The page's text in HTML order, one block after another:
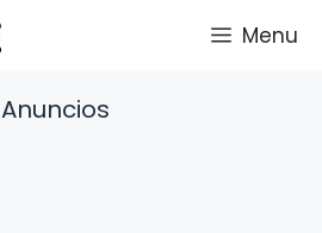
Menu
Anuncios